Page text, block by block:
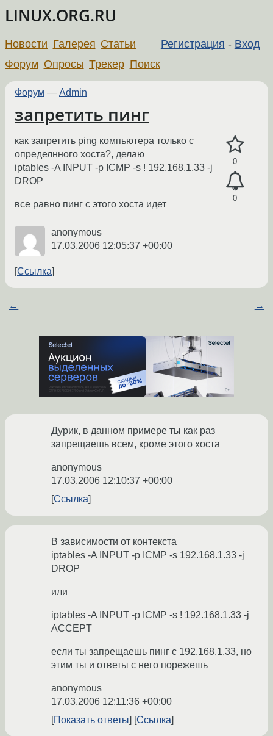
LINUX.ORG.RU
Регистрация - Вход
Новости Галерея Статьи
Форум Опросы Трекер Поиск
Форум — Admin
запретить пинг
0
0
как запретить ping компьютера только с
определнного хоста?, делаю
iptables -A INPUT -p ICMP -s ! 192.168.1.33 -j
DROP
все равно пинг с этого хоста идет
anonymous
17.03.2006 12:05:37 +00:00
Ссылка
← →
Дурик, в данном примере ты как раз
запрещаешь всем, кроме этого хоста
anonymous
17.03.2006 12:10:37 +00:00
Ссылка
В зависимости от контекста
iptables -A INPUT -p ICMP -s 192.168.1.33 -j
DROP
или
iptables -A INPUT -p ICMP -s ! 192.168.1.33 -j
ACCEPT
если ты запрещаешь пинг с 192.168.1.33, но
этим ты и ответы с него порежешь
anonymous
17.03.2006 12:11:36 +00:00
Показать ответы
Ссылка